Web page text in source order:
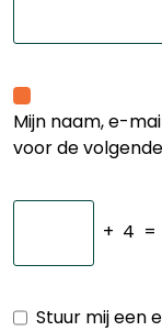
Mijn naam, e-
voor de
+ 4 =
Stuur mij een